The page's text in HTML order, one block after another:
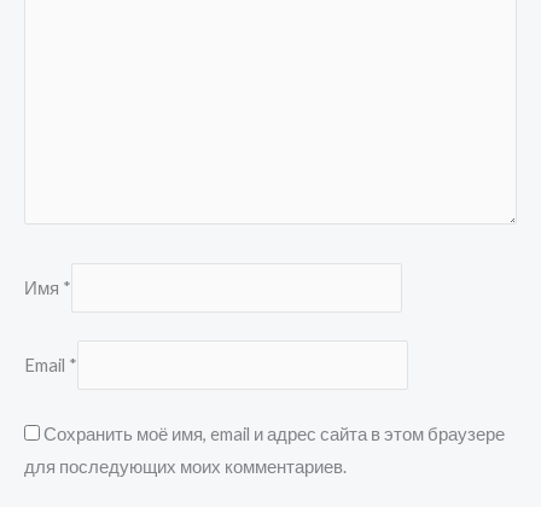
Имя *
Email *
Сохранить моё имя, email и адрес сайта в этом браузере
для последующих моих комментариев.